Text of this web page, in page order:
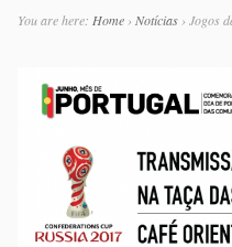
You are here: Home› Notícias› Jogos